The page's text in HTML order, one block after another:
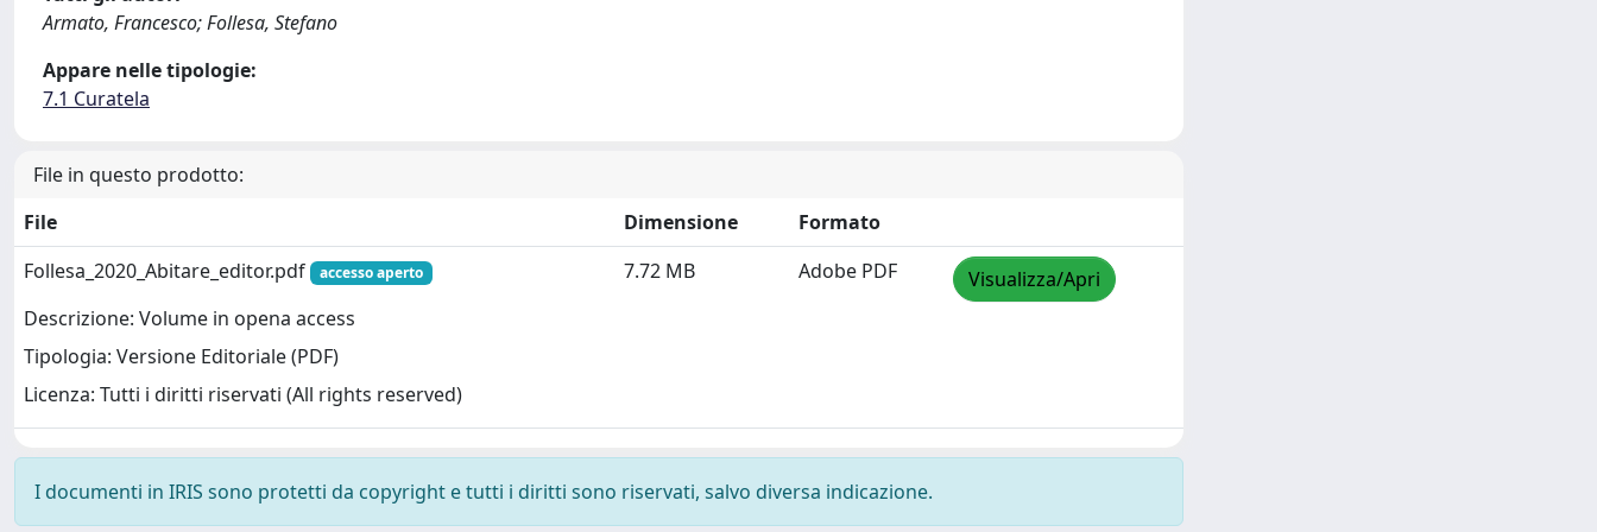
Armato, Francesco; Follesa, Stefano
Appare nelle tipologie:
7.1 Curatela
File in questo prodotto:
File
Dimensione
Formato
Follesa_2020_Abitare_editor.pdf
accesso aperto
Descrizione: Volume in opena access
Tipologia: Versione Editoriale (PDF)
Licenza: Tutti i diritti riservati (All rights reserved)
7.72 MB Adobe PDF Visualizza/Apri
I documenti in IRIS sono protetti da copyright e tutti i diritti sono riservati, salvo diversa indicazione.